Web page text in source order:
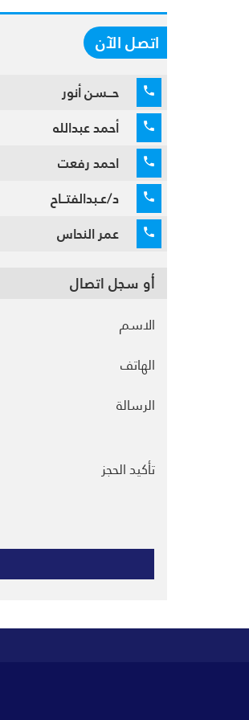
اتصل الآن
حــسن أنور
أحمد عبدالله
احمد رفعت
د/عـبدالفتــاح
عمر النحاس
أو سجل اتصال
الاسم
الهاتف
الرسالة
تأكيد الحجز